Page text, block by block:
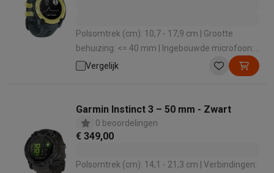
Polsomtrek (cm): 10,7 - 17,9 cm | Grootte
behuizing: <= 40 mm | Ingebouwde microfoon:
Nee | Verbindingen: Bluetooth , ANT+ | Materiaal
Vergelijk
Garmin Instinct 3 – 50 mm - Zwart
0 beoordelingen
€ 349,00
Polsomtrek (cm): 14,1 - 21,3 cm | Verbindingen: